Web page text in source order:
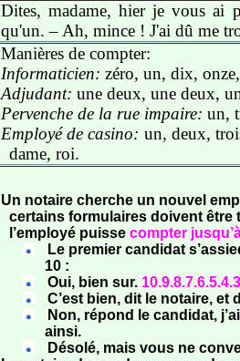
Dites, madame, hier je vous ai
qu'un. – Ah, mince ! J'ai dû me
Manières de compter:
Informaticien: zéro, un, dix,
Adjudant: une deux, une deux,
Pervenche de la rue impaire: un,
Employé de casino: un, deux,
dame, roi.
Un notaire cherche un nouvel
certains formulaires doivent être
l’employé puisse compter
Le premier candidat
10 :
Oui, bien sur.
C’est bien, dit le notaire, et
Non, répond le candidat,
ainsi.
Désolé, mais vous ne